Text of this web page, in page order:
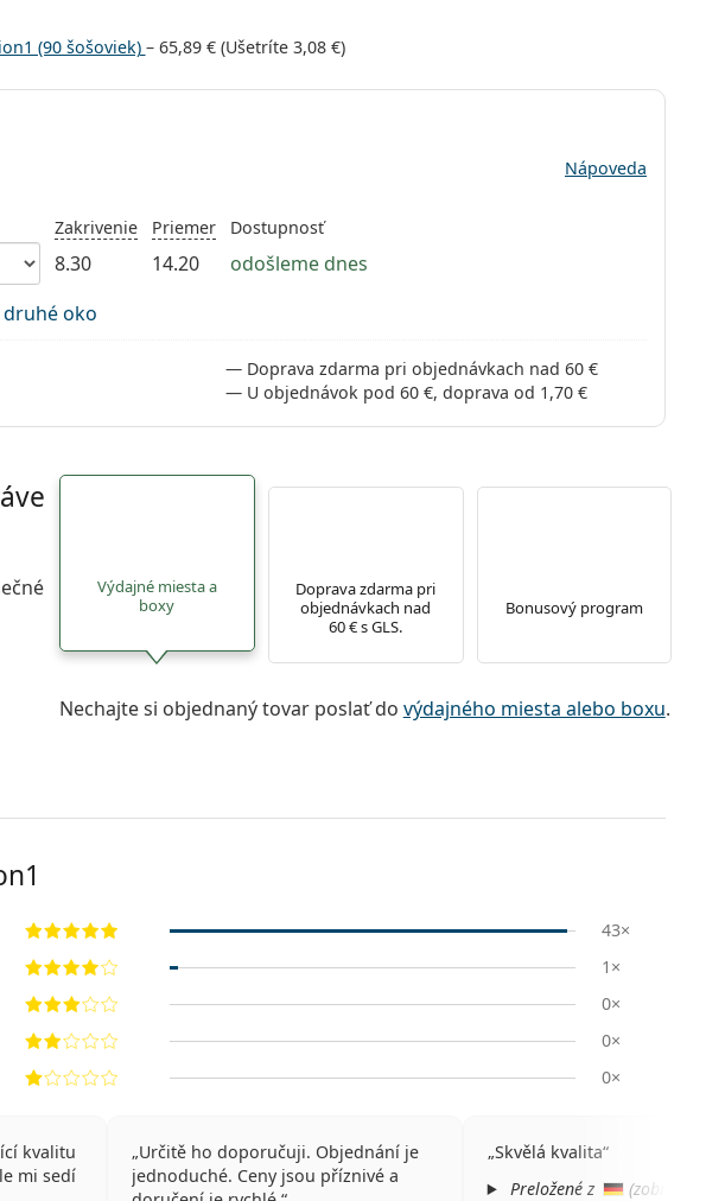
(90 šošoviek) – 65,89 €(Ušetríte 3,08 €)
Nápoveda
Zakrivenie
8.30
Priemer
14.20
Dostupnosť
odošleme dnes
oko
Doprava zdarma pri objednávkach nad 60 €
U objednávok pod 60 €, doprava od 1,70 €
Výdajné miesta a
boxy
Doprava zdarma pri
objednávkach nad
60 € s GLS.
Bonusový program
Nechajte si objednaný tovar poslať do výdajného miesta alebo boxu.
43×
1×
0×
0×
0×
kvalitu
mi sedí
Určitě ho doporučuji. Objednání je
jednoduché. Ceny jsou příznivé a
Skvělá kvalita
Preložené z
(zobraziť